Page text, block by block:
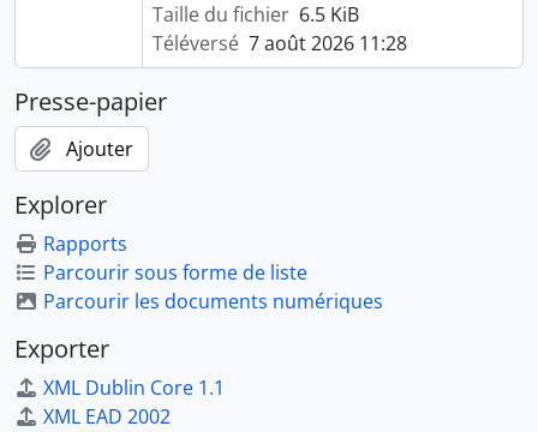
Taille du fichier 6.5 KiB
Téléversé 7 août 2026 11:28
Presse-papier
Ajouter
Explorer
Rapports
Parcourir sous forme de liste
Parcourir les documents numériques
Exporter
XML Dublin Core 1.1
XML EAD 2002